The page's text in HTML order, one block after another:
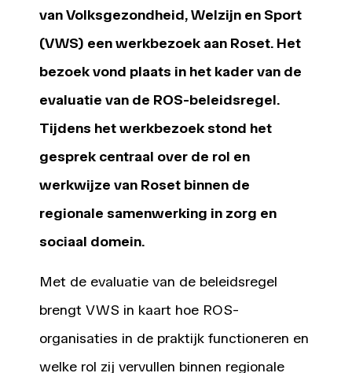
van Volksgezondheid, Welzijn en Sport
(VWS) een werkbezoek aan Roset. Het
bezoek vond plaats in het kader van de
evaluatie van de ROS-beleidsregel.
Tijdens het werkbezoek stond het
gesprek centraal over de rol en
werkwijze van Roset binnen de
regionale samenwerking in zorg en
sociaal domein.
Met de evaluatie van de beleidsregel
brengt VWS in kaart hoe ROS-
organisaties in de praktijk functioneren en
welke rol zij vervullen binnen regionale